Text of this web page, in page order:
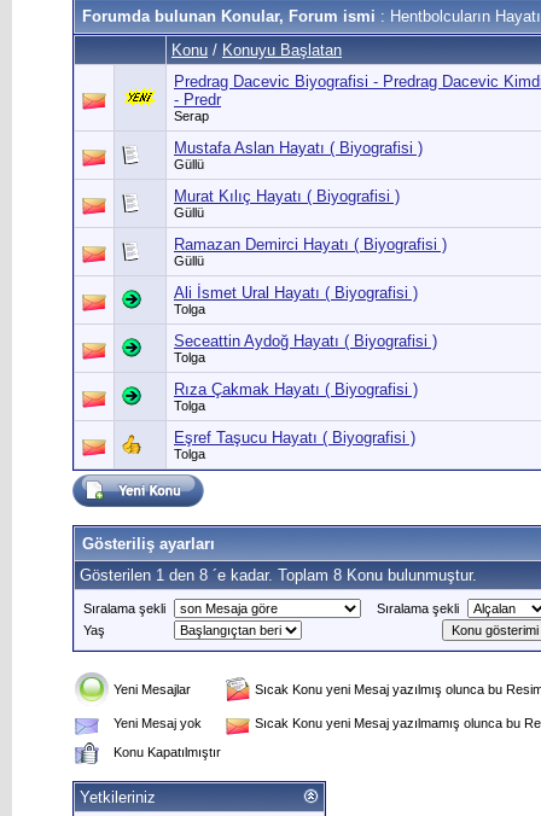
Forumda bulunan Konular, Forum ismi : Hentbolcuların
Konu / Konuyu Başlatan
Predrag Dacevic Biyografisi - Predrag Dacevic
- Predr
Serap
Mustafa Aslan Hayatı ( Biyografisi )
Güllü
Murat Kılıç Hayatı ( Biyografisi )
Güllü
Ramazan Demirci Hayatı ( Biyografisi )
Güllü
Ali İsmet Ural Hayatı ( Biyografisi )
Tolga
Seceattin Aydoğ Hayatı ( Biyografisi )
Tolga
Rıza Çakmak Hayatı ( Biyografisi )
Tolga
Eşref Taşucu Hayatı ( Biyografisi )
Tolga
Gösteriliş ayarları
Gösterilen 1 den 8 ´e kadar. Toplam 8 Konu bulunmuştur.
Sıralama şekli
Sıralama şekli
Yaş
Yeni Mesajlar Sıcak Konu yeni Mesaj yazılmış olunca bu
Yeni Mesaj yok
Sıcak Konu yeni Mesaj yazılmamış olunca bu
Konu Kapatılmıştır
Yetkileriniz